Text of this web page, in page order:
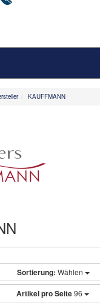
KAUFFMANN
Sortierung: Wählen
Artikel pro Seite96